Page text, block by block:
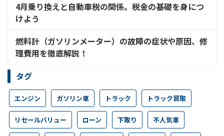
4月乗り換えと自動車税の関係。税金の基礎を身につ
けよう
燃料計（ガソリンメーター）の故障の症状や原因、修
理費用を徹底解説！
タグ
エンジン ガソリン車 トラック トラック買取
リセールバリュー ローン 下取り 不人気車